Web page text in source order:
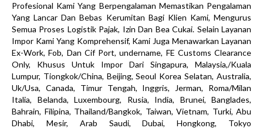
Profesional Kami Yang Berpengalaman Memastikan Pengalaman
Yang Lancar Dan Bebas Kerumitan Bagi Klien Kami, Mengurus
Semua Proses Logistik Pajak, Izin Dan Bea Cukai. Selain Layanan
Impor Kami Yang Komprehensif, Kami Juga Menawarkan Layanan
Ex-Work, Fob, Dan Cif Port, undername, FE Customs Clearance
Only, Khusus Untuk Impor Dari Singapura, Malaysia,/Kuala
Lumpur, Tiongkok/China, Beijing, Seoul Korea Selatan, Australia,
Uk/Usa, Canada, Timur Tengah, Inggris, Jerman, Roma/Milan
Italia, Belanda, Luxembourg, Rusia, India, Brunei, Banglades,
Bahrain, Filipina, Thailand/Bangkok, Taiwan, Vietnam, Turki, Abu
Dhabi, Mesir, Arab Saudi, Dubai, Hongkong, Tokyo